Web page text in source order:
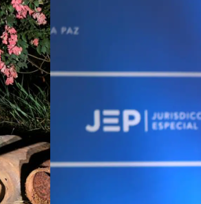
JEP imputa a 27
excomandantes de las
FARC por crímenes en 15
departamentos: violencia
sexual contra mujeres y
niñas está entre los